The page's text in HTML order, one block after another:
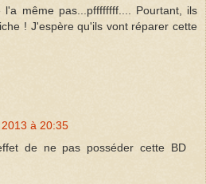
l'a même pas...pffffffff.... Pourtant, ils
! J'espère qu'ils vont réparer cette
à 20:35
de ne pas posséder cette BD